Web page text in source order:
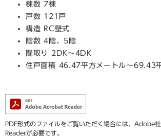
棟数 7棟
戸数 121戸
構造 RC壁式
階数 4階、5階
間取り 2DK～4DK
住戸面積 46.47平方メートル～69.43
PDF形式のファイルをご覧いただく場合には、Adobe
Readerが必要です。